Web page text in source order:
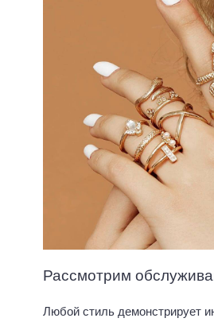
Рассмотрим
Любой стиль демонстрирует